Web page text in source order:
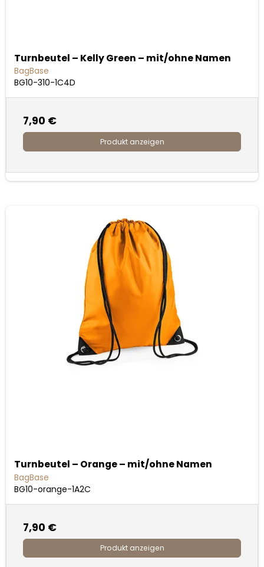
Turnbeutel – Kelly Green – mit/ohne Namen
BagBase
BG10-310-1C4D
7,90 €
Produkt anzeigen
Turnbeutel – Orange – mit/ohne Namen
BagBase
BG10-orange-1A2C
7,90 €
Produkt anzeigen